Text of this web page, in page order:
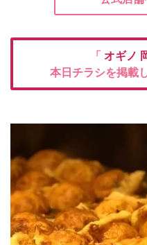
「 オギノ
本日チラシを掲載